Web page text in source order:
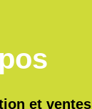
et ventes